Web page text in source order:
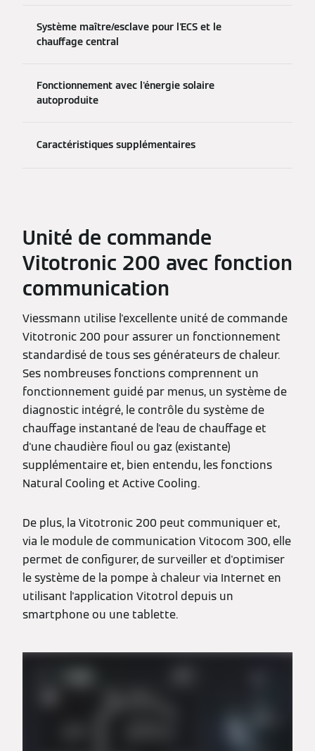
Système maître/esclave pour l'ECS et le
chauffage central
Fonctionnement avec l'énergie solaire
autoproduite
Caractéristiques supplémentaires
Unité de commande
Vitotronic 200 avec fonction
communication
Viessmann utilise l'excellente unité de commande
Vitotronic 200 pour assurer un fonctionnement
standardisé de tous ses générateurs de chaleur.
Ses nombreuses fonctions comprennent un
fonctionnement guidé par menus, un système de
diagnostic intégré, le contrôle du système de
chauffage instantané de l'eau de chauffage et
d'une chaudière fioul ou gaz (existante)
supplémentaire et, bien entendu, les fonctions
Natural Cooling et Active Cooling.
De plus, la Vitotronic 200 peut communiquer et,
via le module de communication Vitocom 300, elle
permet de configurer, de surveiller et d'optimiser
le système de la pompe à chaleur via Internet en
utilisant l'application Vitotrol depuis un
smartphone ou une tablette.